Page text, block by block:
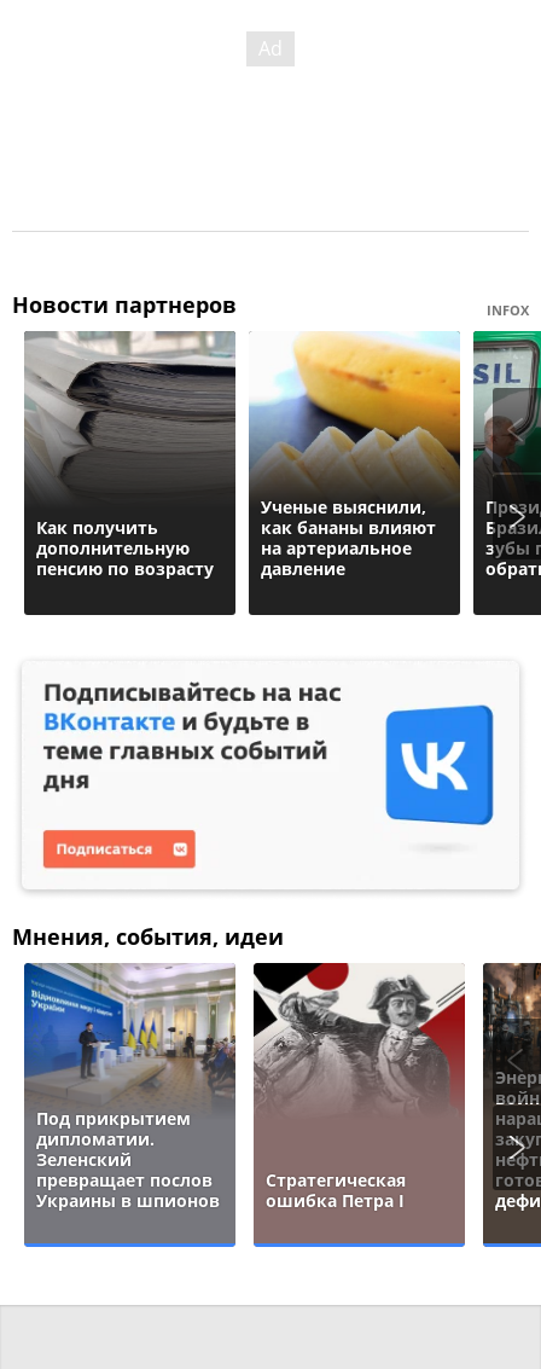
Новости партнеров INFOX
Как получить
дополнительную
пенсию по возрасту
Ученые выяснили,
как бананы влияют
на артериальное
давление
зубы
Мнения, события, идеи
Под прикрытием
дипломатии.
Зеленский
превращает послов
Украины в шпионов
Стратегическая
ошибка Петра I